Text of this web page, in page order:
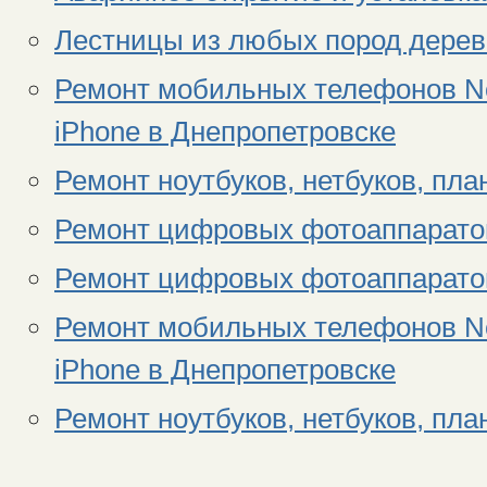
Лестницы из любых пород
Ремонт мобильных телефонов
iPhone в Днепропетровске
Ремонт ноутбуков, нетбуков,
Ремонт цифровых
Ремонт цифровых
Ремонт мобильных телефонов
iPhone в Днепропетровске
Ремонт ноутбуков, нетбуков,